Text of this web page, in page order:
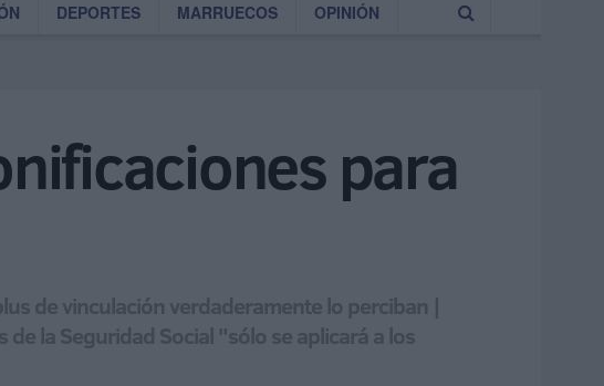
DEPORTES MARRUECOS OPINIÓN
para
de vinculación verdaderamente lo perciban |
la Seguridad Social "sólo se aplicará a los